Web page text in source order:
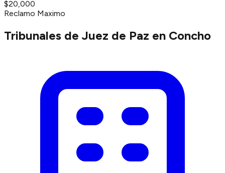
$20,000
Reclamo Maximo
Tribunales de Juez de Paz en Concho